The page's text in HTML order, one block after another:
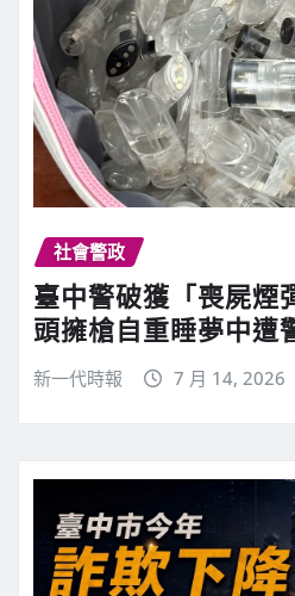
社會警政
臺中警破獲「喪屍煙
頭擁槍自重睡夢中遭
新一代時報 7 月 14, 2026